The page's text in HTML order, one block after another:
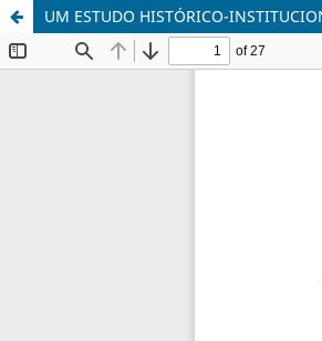
UM ESTUDO HISTÓRICO-